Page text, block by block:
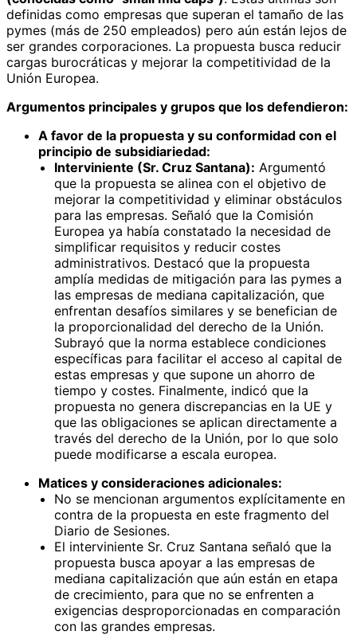
definidas como empresas que superan el tamaño de las
pymes (más de 250 empleados) pero aún están lejos de
ser grandes corporaciones. La propuesta busca reducir
cargas burocráticas y mejorar la competitividad de la
Unión Europea.
Argumentos principales y grupos que los defendieron:
A favor de la propuesta y su conformidad con el
principio de subsidiariedad:
Interviniente (Sr. Cruz Santana): Argumentó
que la propuesta se alinea con el objetivo de
mejorar la competitividad y eliminar obstáculos
para las empresas. Señaló que la Comisión
Europea ya había constatado la necesidad de
simplificar requisitos y reducir costes
administrativos. Destacó que la propuesta
amplía medidas de mitigación para las pymes a
las empresas de mediana capitalización, que
enfrentan desafíos similares y se benefician de
la proporcionalidad del derecho de la Unión.
Subrayó que la norma establece condiciones
específicas para facilitar el acceso al capital de
estas empresas y que supone un ahorro de
tiempo y costes. Finalmente, indicó que la
propuesta no genera discrepancias en la UE y
que las obligaciones se aplican directamente a
través del derecho de la Unión, por lo que solo
puede modificarse a escala europea.
Matices y consideraciones adicionales:
No se mencionan argumentos explícitamente en
contra de la propuesta en este fragmento del
Diario de Sesiones.
El interviniente Sr. Cruz Santana señaló que la
propuesta busca apoyar a las empresas de
mediana capitalización que aún están en etapa
de crecimiento, para que no se enfrenten a
exigencias desproporcionadas en comparación
con las grandes empresas.